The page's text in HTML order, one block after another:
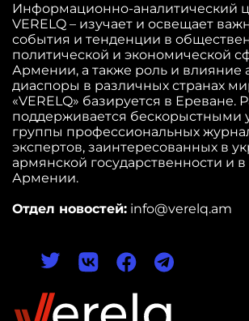
Информационно-аналитический
VERELQ – изучает и освещает
события и тенденции в
политической и экономической
Армении, а также роль и влияние
диаспоры в различных странах
«VERELQ» базируется в Ереване.
поддерживается бескорыстными
группы профессиональных
экспертов, заинтересованных в
армянской государственности и
Армении.
Отдел новостей: info@verelq.am